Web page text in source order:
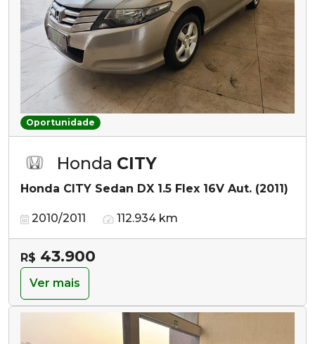
Oportunidade
Honda CITY
Honda CITY Sedan DX 1.5 Flex 16V Aut. (2011)
2010/2011 112.934 km
R$ 43.900
Ver mais